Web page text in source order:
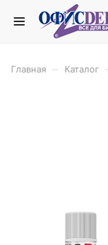
Главная Каталог